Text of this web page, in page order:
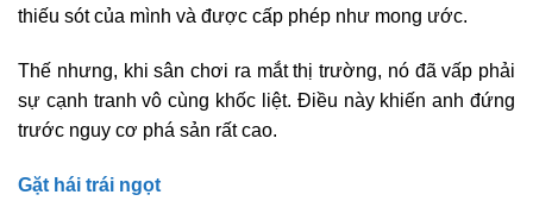
thiếu sót của mình và được cấp phép như mong ước.
Thế nhưng, khi sân chơi ra mắt thị trường, nó đã vấp phải
sự cạnh tranh vô cùng khốc liệt. Điều này khiến anh đứng
trước nguy cơ phá sản rất cao.
Gặt hái trái ngọt